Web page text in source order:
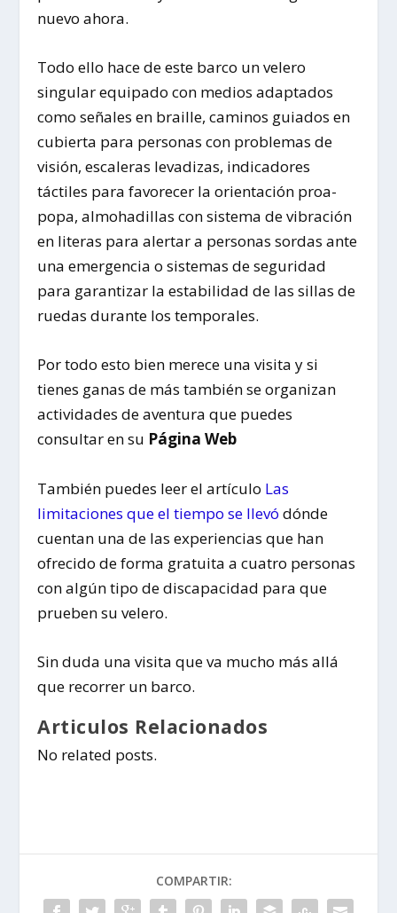
nuevo ahora.
Todo ello hace de este barco un velero
singular equipado con medios adaptados
como señales en braille, caminos guiados en
cubierta para personas con problemas de
visión, escaleras levadizas, indicadores
táctiles para favorecer la orientación proa-
popa, almohadillas con sistema de vibración
en literas para alertar a personas sordas ante
una emergencia o sistemas de seguridad
para garantizar la estabilidad de las sillas de
ruedas durante los temporales.
Por todo esto bien merece una visita y si
tienes ganas de más también se organizan
actividades de aventura que puedes
consultar en su Página Web
También puedes leer el artículo Las
limitaciones que el tiempo se llevó dónde
cuentan una de las experiencias que han
ofrecido de forma gratuita a cuatro personas
con algún tipo de discapacidad para que
prueben su velero.
Sin duda una visita que va mucho más allá
que recorrer un barco.
Articulos Relacionados
No related posts.
COMPARTIR: